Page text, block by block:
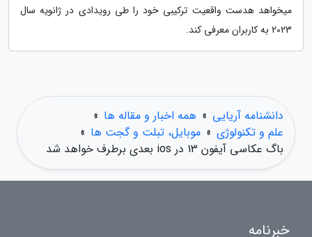
میخواهد هدست واقعیت ترکیبی خود را طی رویدادی در ژانویه سال
2023 به کاربران معرفی کند.
دانشنامه آریایی » همه اخبار و مقاله ها »
علم و تکنولوژی » موبایل، تبلت و گجت ها »
باگ عکاسی آیفون 13 در ios بعدی برطرف خواهد شد
خبرنامه